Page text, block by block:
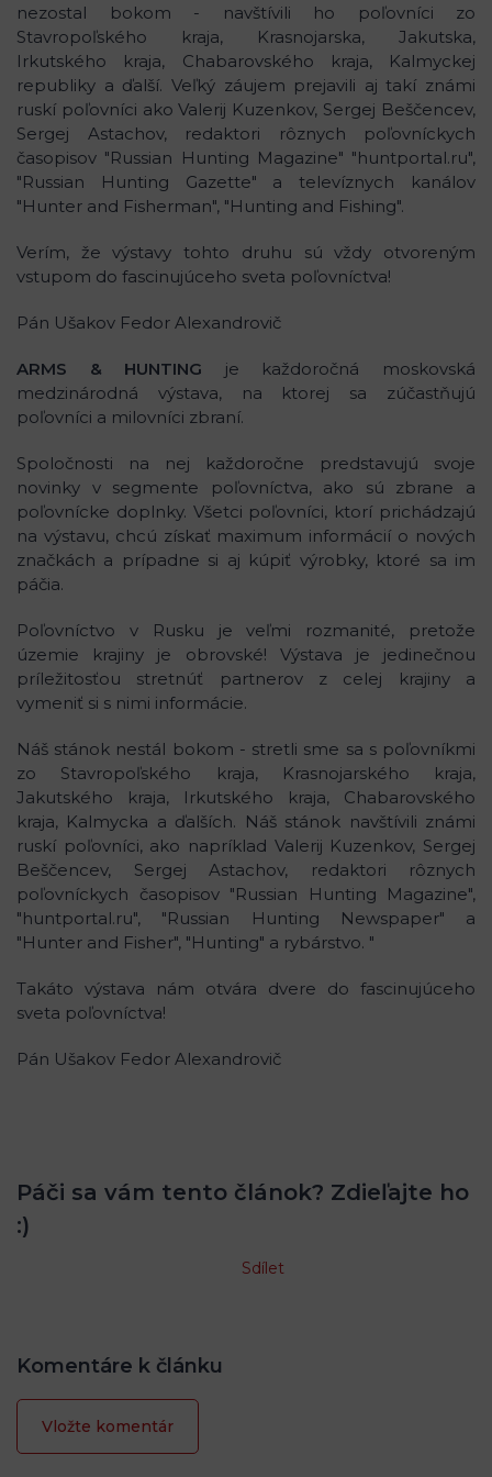
nezostal bokom - navštívili ho poľovníci zo
Stavropoľského kraja, Krasnojarska, Jakutska,
Irkutského kraja, Chabarovského kraja, Kalmyckej
republiky a ďalší. Veľký záujem prejavili aj takí známi
ruskí poľovníci ako Valerij Kuzenkov, Sergej Beščencev,
Sergej Astachov, redaktori rôznych poľovníckych
časopisov "Russian Hunting Magazine" "huntportal.ru",
"Russian Hunting Gazette" a televíznych kanálov
"Hunter and Fisherman", "Hunting and Fishing".
Verím, že výstavy tohto druhu sú vždy otvoreným
vstupom do fascinujúceho sveta poľovníctva!
Pán Ušakov Fedor Alexandrovič
ARMS & HUNTING je každoročná moskovská
medzinárodná výstava, na ktorej sa zúčastňujú
poľovníci a milovníci zbraní.
Spoločnosti na nej každoročne predstavujú svoje
novinky v segmente poľovníctva, ako sú zbrane a
poľovnícke doplnky. Všetci poľovníci, ktorí prichádzajú
na výstavu, chcú získať maximum informácií o nových
značkách a prípadne si aj kúpiť výrobky, ktoré sa im
páčia.
Poľovníctvo v Rusku je veľmi rozmanité, pretože
územie krajiny je obrovské! Výstava je jedinečnou
príležitosťou stretnúť partnerov z celej krajiny a
vymeniť si s nimi informácie.
Náš stánok nestál bokom - stretli sme sa s poľovníkmi
zo Stavropoľského kraja, Krasnojarského kraja,
Jakutského kraja, Irkutského kraja, Chabarovského
kraja, Kalmycka a ďalších. Náš stánok navštívili známi
ruskí poľovníci, ako napríklad Valerij Kuzenkov, Sergej
Beščencev, Sergej Astachov, redaktori rôznych
poľovníckych časopisov "Russian Hunting Magazine",
"huntportal.ru", "Russian Hunting Newspaper" a
"Hunter and Fisher", "Hunting" a rybárstvo. "
Takáto výstava nám otvára dvere do fascinujúceho
sveta poľovníctva!
Pán Ušakov Fedor Alexandrovič
Páči sa vám tento článok? Zdieľajte ho
:)
Sdílet
Komentáre k článku
Vložte komentár